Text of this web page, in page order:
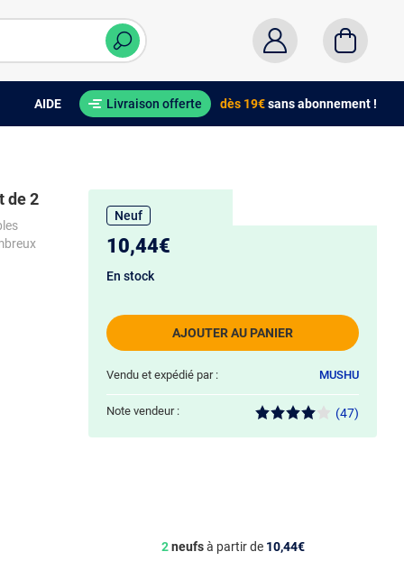
AIDE Livraison offerte dès 19€sans abonnement !
de 2
Neuf
10,44€
AJOUTER AU PANIER
En stock
Vendu et expédié par : MUSHU
Note vendeur : (47)
2neufsà partir de 10,44€